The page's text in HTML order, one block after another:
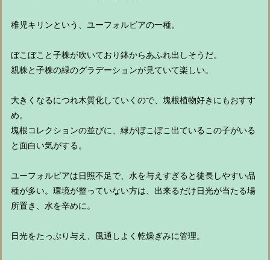
稚児キリンという、ユーフォルビアの一種。
ぼこぼこと子株が吹いており鉢からあふれ出しそうだ。
親株と子株の緑のグラデーションが見ていて楽しい。
大きくなるにつれ木質化していくので、塊根植物好きにもおすす
め。
塊根コレクションの並びに、緑がぼこぼこ出ているこの子がいる
と面白い気がする。
ユーフォルビアは日照不足で、水を与えすぎると徒長しやすい品
種が多い。環境が整っていない方は、出来るだけ日光が当たる場
所置き、水を辛めに。
日光をたっぷり与え、風通しよく乾燥ぎみに管理。